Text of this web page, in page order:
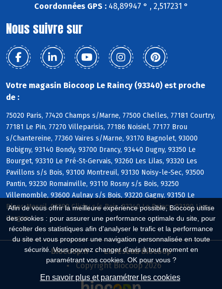
Afin de vous offrir la meilleure expérience possible, Biocoop utilise
des cookies : pour assurer une performance optimale du site, pour
récolter des statistiques afin d'analyser le trafic et la performance
du site et vous proposer une navigation personnalisée en toute
sécurité. Vous pouvez changer d'avis à tout moment en
paramétrant vos cookies. OK pour vous ?
En savoir plus et paramétrer les cookies
Coordonnées GPS :48,89947 ° , 2,517231 °
Nous suivre sur
Votre magasin Biocoop Le Raincy (93340) est proche
de :
75020 Paris, 77420 Champs s/Marne, 77500 Chelles, 77181 Courtry,
77181 Le Pin, 77270 Villeparisis, 77186 Noisiel, 77177 Brou
s/Chantereine, 77360 Vaires s/Marne, 93170 Bagnolet, 93000
Bobigny, 93140 Bondy, 93700 Drancy, 93440 Dugny, 93350 Le
Bourget, 93310 Le Pré-St-Gervais, 93260 Les Lilas, 93320 Les
Pavillons s/s Bois, 93100 Montreuil, 93130 Noisy-le-Sec, 93500
Pantin, 93230 Romainville, 93110 Rosny s/s Bois, 93250
Villemomble, 93600 Aulnay s/s Bois, 93220 Gagny, 93150 Le
Blanc-Mesnil, 93390 Clichy s/s Bois, 93340 Le Raincy, 93190 Livry-
Gargan
Biocoop.fr
Le réseau Biocoop
Copyright Biocoop 2026